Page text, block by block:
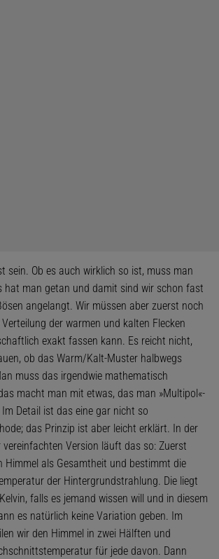
sein. Ob es auch wirklich so ist, muss man
hat man getan und damit sind wir schon fast
angelangt. Wir müssen aber zuerst noch
der warmen und kalten Flecken
exakt fassen kann. Es reicht nicht,
ob das Warm/Kalt-Muster halbwegs
muss das irgendwie mathematisch
macht man mit etwas, das man »Multipol«-
Detail ist das eine gar nicht so
das Prinzip ist aber leicht erklärt. In der
Version läuft das so: Zuerst
Himmel als Gesamtheit und bestimmt die
der Hintergrundstrahlung. Die liegt
falls es jemand wissen will und in diesem
es natürlich keine Variation geben. Im
wir den Himmel in zwei Hälften und
für jede davon. Dann